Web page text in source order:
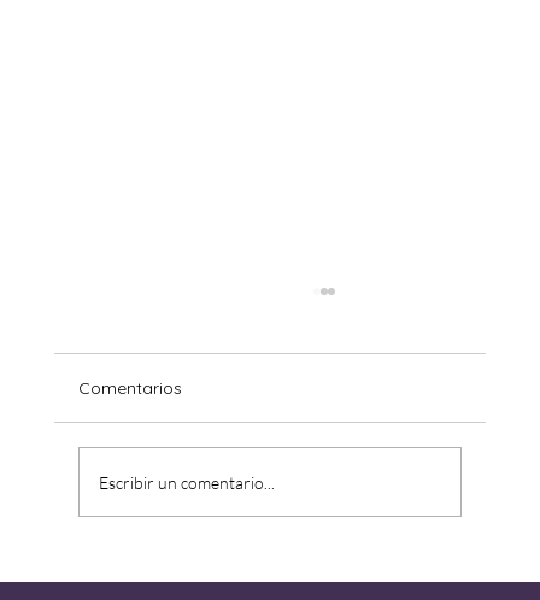
Comentarios
Escribir un comentario...